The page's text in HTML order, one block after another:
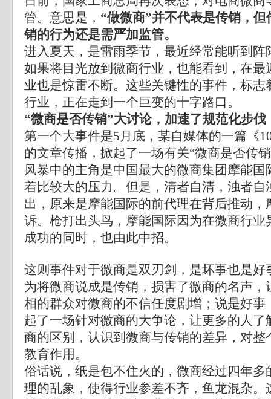
管。意思是， “做微商”并不代表是传销，
销的行为还是需严加监管。
进入夏天，是雷雨季节，最近经常能听到阵
如果将目光放到微商行业，也能看到，在最
业也是惊雷不断。这些关键性的事件，标志
行业，正在走到一个巨变的十字路口。
“微商是否传销”大讨论，加速了规范化步伐
第一个大事件是5月底，某自媒体的一篇《
的文章传播，掀起了一场有关“微商是否传
风暴中的主角是中国最大的微商集团摩能
着比较大的压力。但是，清者自清，浊者自
出，原来是摩能国际的前代理在背后推动，
诉。枪打出头鸟，摩能国际因为在微商行业
成功的同时，也由此中招。
这则事件对于微商是双刃剑，是坏事也是好
为将微商说成是传销，损害了微商的名声，
相的群众对微商的不信任度剧增；说是好事
起了一场针对微商的大争论，让更多的人了
商的区别，认识到微商与传销的差异，对整
教育作用。
俗话说，纸是包不住火的，微商经过四年多
理的乱象，使得行业参差不齐，鱼龙混杂。